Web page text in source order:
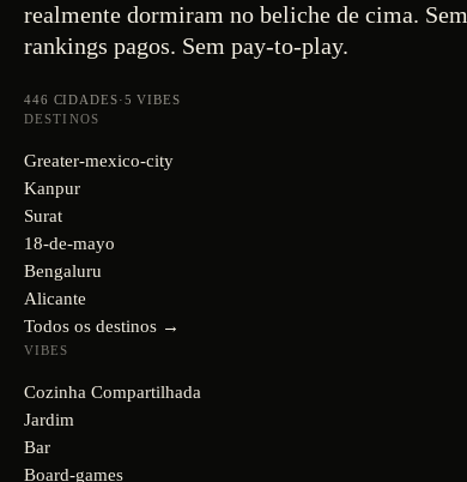
realmente dormiram no beliche de cima. Sem
rankings pagos. Sem pay-to-play.
446 CIDADES·5 VIBES
DESTINOS
Greater-mexico-city
Kanpur
Surat
18-de-mayo
Bengaluru
Alicante
Todos os destinos →
VIBES
Cozinha Compartilhada
Jardim
Bar
Board-games